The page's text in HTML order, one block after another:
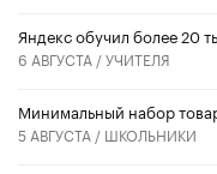
​Яндекс обучил более 20
6 АВГУСТА /УЧИТЕЛЯ
Минимальный набор
5 АВГУСТА / ШКОЛЬНИКИ